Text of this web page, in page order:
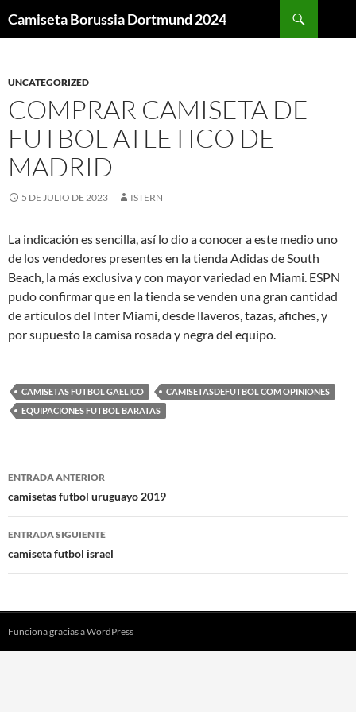
Camiseta Borussia Dortmund 2024
UNCATEGORIZED
COMPRAR CAMISETA DE
FUTBOL ATLETICO DE
MADRID
5 DE JULIO DE 2023 ISTERN
La indicación es sencilla, así lo dio a conocer a este medio uno
de los vendedores presentes en la tienda Adidas de South
Beach, la más exclusiva y con mayor variedad en Miami. ESPN
pudo confirmar que en la tienda se venden una gran cantidad
de artículos del Inter Miami, desde llaveros, tazas, afiches, y
por supuesto la camisa rosada y negra del equipo.
CAMISETAS FUTBOL GAELICO
CAMISETASDEFUTBOL COM OPINIONES
EQUIPACIONES FUTBOL BARATAS
Navegación
de
entradas
ENTRADA ANTERIOR
camisetas futbol uruguayo 2019
ENTRADA SIGUIENTE
camiseta futbol israel
Funciona gracias a WordPress